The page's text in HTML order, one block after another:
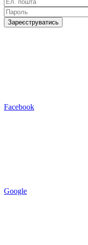
Зареєструватись
Facebook
Google